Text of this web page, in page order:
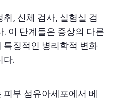
, 신체 검사, 실험실 검
이 단계들은 증상의 다른
특징적인 병리학적 변화
다.
피부 섬유아세포에서 베